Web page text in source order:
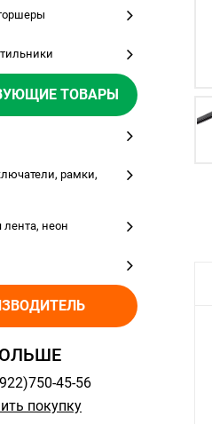
ТОВАРЫ
рамки,
лента, неон
45-56
покупку